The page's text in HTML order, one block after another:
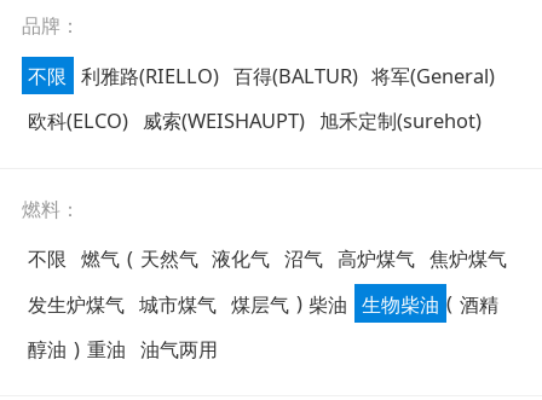
品牌：
不限 利雅路(RIELLO) 百得(BALTUR) 将军(General)
欧科(ELCO) 威索(WEISHAUPT) 旭禾定制(surehot)
燃料：
不限 燃气 ( 天然气 液化气 沼气 高炉煤气 焦炉煤气
发生炉煤气 城市煤气 煤层气 ) 柴油 生物柴油 ( 酒精
醇油 ) 重油 油气两用